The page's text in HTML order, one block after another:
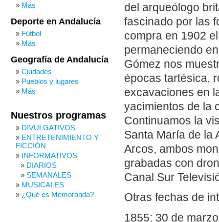
del arqueólogo
fascinado por las
compra en 1902
permaneciendo
Gómez nos
épocas tartésica,
excavaciones en
yacimientos de la
Continuamos la
Santa María de la
Arcos, ambos
grabadas con
Canal Sur
Otras fechas de
1855: 30 de
Más
Deporte en Andalucía
Fútbol
Más
Geografía de Andalucía
Ciudades
Pueblos y lugares
Más
Nuestros programas
DIVULGATIVOS
ENTRETENIMIENTO Y
FICCIÓN
INFORMATIVOS
DIARIOS
SEMANALES
MUSICALES
¿Qué es Memoranda?